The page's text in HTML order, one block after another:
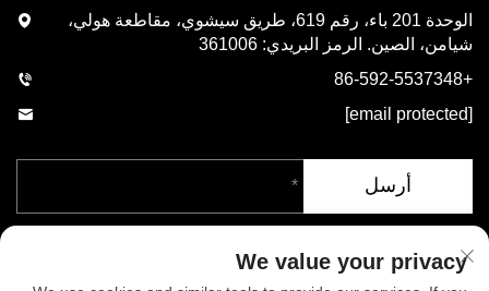
الوحدة 201 باء، رقم 619، طريق سيشوي، مقاطعة هولي،
شيامن، الصين. الرمز البريدي: 361006
+86-592-5537348
[email protected]
أرسل
We value your privacy